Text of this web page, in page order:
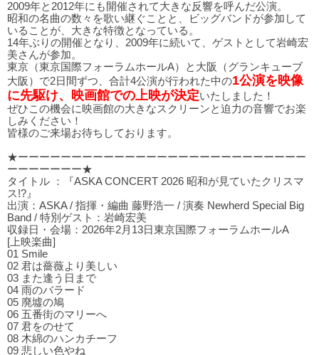
2009年と2012年にも開催されて大きな反響を呼んだ公演。
昭和の名曲の数々を歌い継ぐことと、ビッグバンドが参加して
いることが、大きな特徴となっている。
14年ぶりの開催となり、2009年に続いて、ゲストとして岩崎宏
美さんが参加。
東京（東京国際フォーラムホールA）と大阪（グランキューブ
大阪）で2日間ずつ、合計4公演が行われた中の1公演を映像
に先駆け、映画館での上映が決定いたしました！
ぜひこの機会に映画館の大きなスクリーンと迫力の音響でお楽
しみください！
皆様のご来場お待ちしております。
★ーーーーーーーーーーーーーーーーーーーーーーーーーーー
ーーーーーーー★
タイトル ：『ASKA CONCERT 2026 昭和が見ていたクリスマ
ス!?』
出演：ASKA / 指揮・編曲 藤野浩一 / 演奏 Newherd Special Big
Band / 特別ゲスト：岩崎宏美
収録日・会場：2026年2月13日東京国際フォーラムホールA
[上映楽曲]
01 Smile
02 君は薔薇より美しい
03 また逢う⽇まで
04 ⾬のバラード
05 廃墟の鳩
06 五番街のマリーへ
07 君をのせて
08 木綿のハンカチーフ
09 悲しい⾊やね